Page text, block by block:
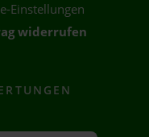
Einstellungen
widerrufen